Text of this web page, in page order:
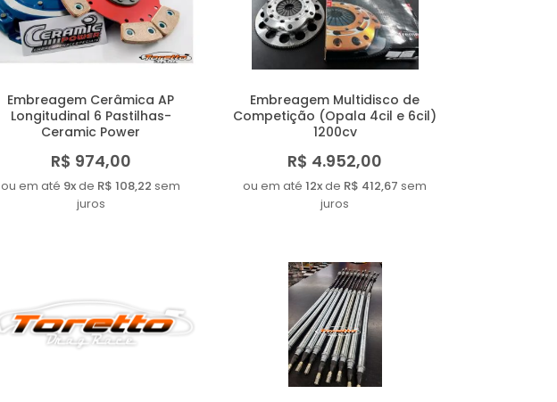
Embreagem Cerâmica AP
Longitudinal 6 Pastilhas-
Ceramic Power
R$ 974,00
ou em até 9xde R$ 108,22 sem
juros
Embreagem Multidisco de
Competição (Opala 4cil e 6cil)
1200cv
R$ 4.952,00
ou em até12xde R$ 412,67 sem
juros